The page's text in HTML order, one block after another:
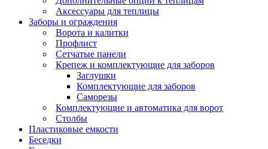
Аксессуары для теплицы
Заборы и ограждения
Ворота и калитки
Профлист
Сетчатые панели
Крепеж и комплектующие для заборов
Заглушки
Комплектующие для заборов
Саморезы
Комплектующие и автоматика для ворот
Столбы
Пластиковые емкости
Беседки